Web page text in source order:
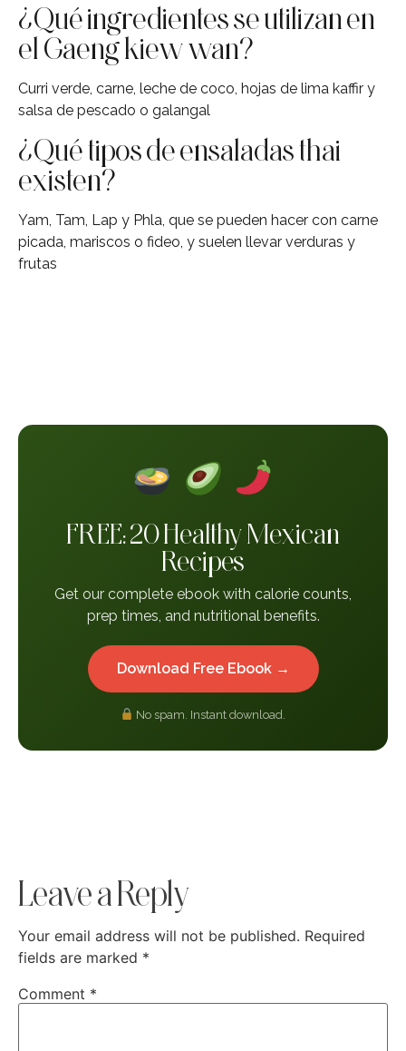
¿Qué ingredientes se utilizan en
el Gaeng kiew wan?
Curri verde, carne, leche de coco, hojas de lima kaffir y
salsa de pescado o galangal
¿Qué tipos de ensaladas thai
existen?
Yam, Tam, Lap y Phla, que se pueden hacer con carne
picada, mariscos o fideo, y suelen llevar verduras y
frutas
FREE: 20 Healthy Mexican
Recipes
Get our complete ebook with calorie counts,
prep times, and nutritional benefits.
Download Free Ebook →
No spam. Instant download.
Leave a Reply
Your email address will not be published. Required
fields are marked *
Comment *